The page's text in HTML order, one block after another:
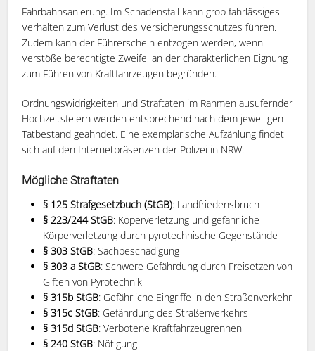
Fahrbahnsanierung. Im Schadensfall kann grob fahrlässiges
Verhalten zum Verlust des Versicherungsschutzes führen.
Zudem kann der Führerschein entzogen werden, wenn
Verstöße berechtigte Zweifel an der charakterlichen Eignung
zum Führen von Kraftfahrzeugen begründen.
Ordnungswidrigkeiten und Straftaten im Rahmen ausufernder
Hochzeitsfeiern werden entsprechend nach dem jeweiligen
Tatbestand geahndet. Eine exemplarische Aufzählung findet
sich auf den Internetpräsenzen der Polizei in NRW:
Mögliche Straftaten
§ 125 Strafgesetzbuch (StGB): Landfriedensbruch
§ 223/244 StGB: Köperverletzung und gefährliche
Körperverletzung durch pyrotechnische Gegenstände
§ 303 StGB: Sachbeschädigung
§ 303 a StGB: Schwere Gefährdung durch Freisetzen von
Giften von Pyrotechnik
§ 315b StGB: Gefährliche Eingriffe in den Straßenverkehr
§ 315c StGB: Gefährdung des Straßenverkehrs
§ 315d StGB: Verbotene Kraftfahrzeugrennen
§ 240 StGB: Nötigung